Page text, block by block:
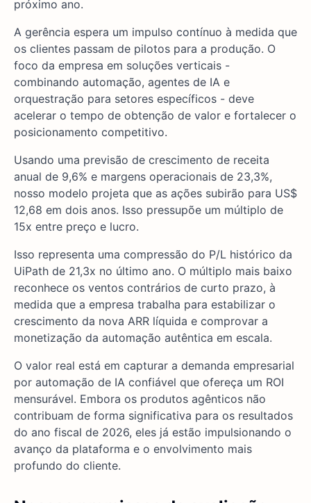
próximo ano.
A gerência espera um impulso contínuo à medida que
os clientes passam de pilotos para a produção. O
foco da empresa em soluções verticais -
combinando automação, agentes de IA e
orquestração para setores específicos - deve
acelerar o tempo de obtenção de valor e fortalecer o
posicionamento competitivo.
Usando uma previsão de crescimento de receita
anual de 9,6% e margens operacionais de 23,3%,
nosso modelo projeta que as ações subirão para US$
12,68 em dois anos. Isso pressupõe um múltiplo de
15x entre preço e lucro.
Isso representa uma compressão do P/L histórico da
UiPath de 21,3x no último ano. O múltiplo mais baixo
reconhece os ventos contrários de curto prazo, à
medida que a empresa trabalha para estabilizar o
crescimento da nova ARR líquida e comprovar a
monetização da automação autêntica em escala.
O valor real está em capturar a demanda empresarial
por automação de IA confiável que ofereça um ROI
mensurável. Embora os produtos agênticos não
contribuam de forma significativa para os resultados
do ano fiscal de 2026, eles já estão impulsionando o
avanço da plataforma e o envolvimento mais
profundo do cliente.